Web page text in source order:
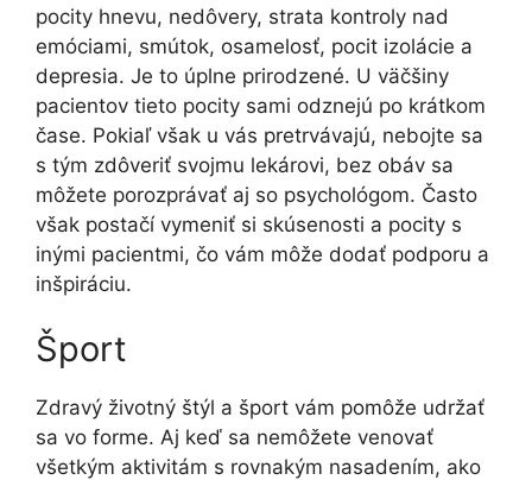
pocity hnevu, nedôvery, strata kontroly nad
emóciami, smútok, osamelosť, pocit izolácie a
depresia. Je to úplne prirodzené. U väčšiny
pacientov tieto pocity sami odznejú po krátkom
čase. Pokiaľ však u vás pretrvávajú, nebojte sa
s tým zdôveriť svojmu lekárovi, bez obáv sa
môžete porozprávať aj so psychológom. Často
však postačí vymeniť si skúsenosti a pocity s
inými pacientmi, čo vám môže dodať podporu a
inšpiráciu.
Šport
Zdravý životný štýl a šport vám pomôže udržať
sa vo forme. Aj keď sa nemôžete venovať
všetkým aktivitám s rovnakým nasadením, ako